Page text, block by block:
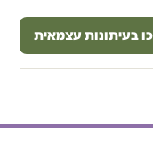
בעיתונות עצמאית